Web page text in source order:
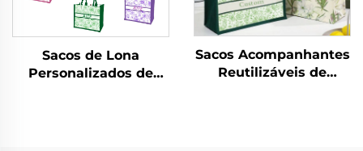
Sacos de Lona
Personalizados de
Sacos Acompanhantes
Reutilizáveis de